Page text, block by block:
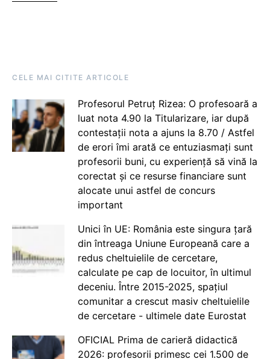
CELE MAI CITITE ARTICOLE
Profesorul Petruț Rizea: O profesoară a
luat nota 4.90 la Titularizare, iar după
contestații nota a ajuns la 8.70 / Astfel
de erori îmi arată ce entuziasmați sunt
profesorii buni, cu experiență să vină la
corectat și ce resurse financiare sunt
alocate unui astfel de concurs
important
Unici în UE: România este singura țară
din întreaga Uniune Europeană care a
redus cheltuielile de cercetare,
calculate pe cap de locuitor, în ultimul
deceniu. Între 2015-2025, spațiul
comunitar a crescut masiv cheltuielile
de cercetare - ultimele date Eurostat
OFICIAL Prima de carieră didactică
2026: profesorii primesc cei 1.500 de